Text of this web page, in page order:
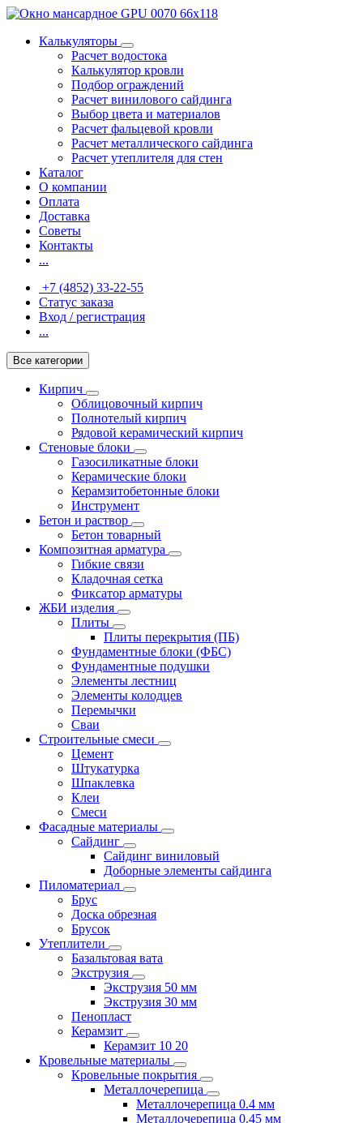
Калькуляторы
Расчет водостока
Калькулятор кровли
Подбор ограждений
Расчет винилового сайдинга
Выбор цвета и материалов
Расчет фальцевой кровли
Расчет металлического сайдинга
Расчет утеплителя для стен
Каталог
О компании
Оплата
Доставка
Советы
Контакты
...
+7 (4852) 33-22-55
Статус заказа
Вход / регистрация
...
Все категории
Кирпич
Облицовочный кирпич
Полнотелый кирпич
Рядовой керамический кирпич
Стеновые блоки
Газосиликатные блоки
Керамические блоки
Керамзитобетонные блоки
Инструмент
Бетон и раствор
Бетон товарный
Композитная арматура
Гибкие связи
Кладочная сетка
Фиксатор арматуры
ЖБИ изделия
Плиты
Плиты перекрытия (ПБ)
Фундаментные блоки (ФБС)
Фундаментные подушки
Элементы лестниц
Элементы колодцев
Перемычки
Сваи
Строительные смеси
Цемент
Штукатурка
Шпаклевка
Клеи
Смеси
Фасадные материалы
Сайдинг
Сайдинг виниловый
Доборные элементы сайдинга
Пиломатериал
Брус
Доска обрезная
Брусок
Утеплители
Базальтовая вата
Экструзия
Экструзия 50 мм
Экструзия 30 мм
Пенопласт
Керамзит
Керамзит 10 20
Кровельные материалы
Кровельные покрытия
Металлочерепица
Металлочерепица 0.4 мм
Металлочерепица 0.45 мм